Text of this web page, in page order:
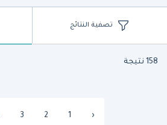
تصفية النتائج
158 نتيجة
‹
1
2
3